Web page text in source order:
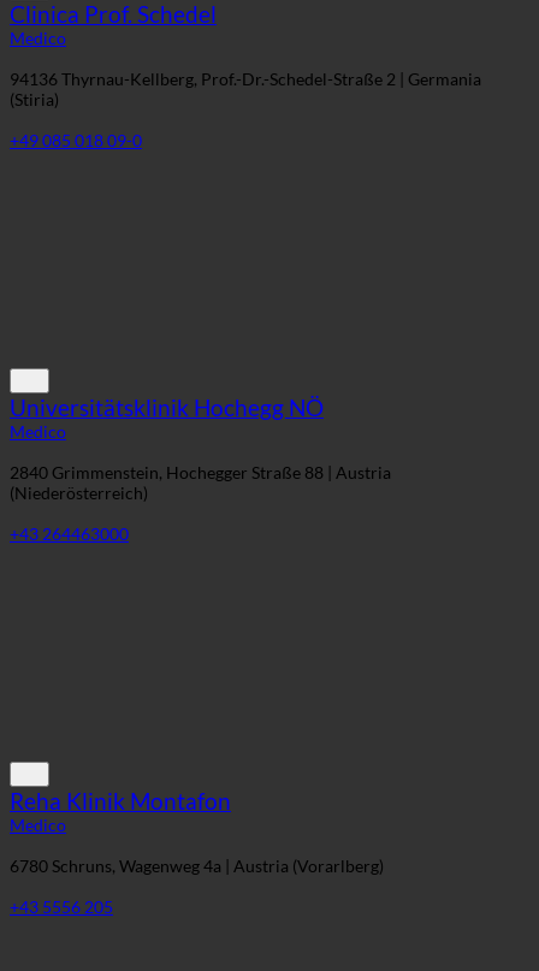
Clinica Prof. Schedel
Medico
94136 Thyrnau-Kellberg, Prof.-Dr.-Schedel-Straße 2 | Germania
(Stiria)
+49 085 018 09-0
Universitätsklinik Hochegg NÖ
Medico
2840 Grimmenstein, Hochegger Straße 88 | Austria
(Niederösterreich)
+43 264463000
Reha Klinik Montafon
Medico
6780 Schruns, Wagenweg 4a | Austria (Vorarlberg)
+43 5556 205